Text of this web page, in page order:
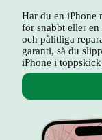
Har du en iPhone
för snabbt eller en
och pålitliga
garanti, så du
iPhone i